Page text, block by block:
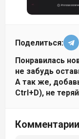
Поделиться:
Понравилась
не забудь
А так же,
Ctrl+D), не
Комментарии